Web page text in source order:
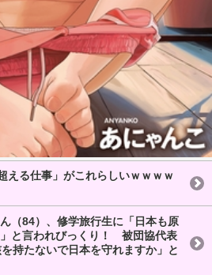
える仕事」がこれらしいｗｗｗｗ
（84）、修学旅行生に「日本も原
と言われびっくり！ 被団協代表
を持たないで日本を守れますか」と